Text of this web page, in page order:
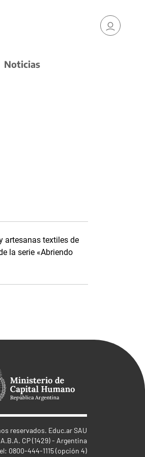
Noticias
artesanas textiles de
la serie «Abriendo
reservados. Educ.ar SAU
CP (1429) - Argentina
0800-444-1115 (opción 4)